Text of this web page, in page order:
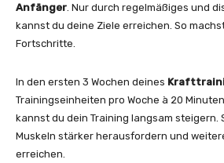
Anfänger . Nur durch regelmäßiges und
kannst du deine Ziele erreichen. So
Fortschritte.
In den ersten 3 Wochen deines
Trainingseinheiten pro Woche à 20
kannst du dein Training langsam steigern.
Muskeln stärker herausfordern und
erreichen.